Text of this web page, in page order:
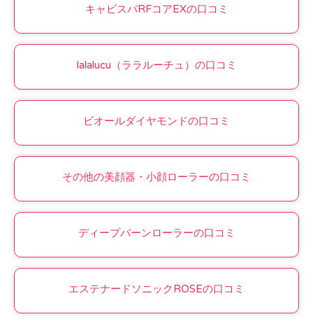
キャビスパRFコアEXの口コミ
lalalucu（ララルーチュ）の口コミ
ビオールダイヤモンドの口コミ
その他の美顔器・小顔ローラーの口コミ
ディープバーンローラーの口コミ
エステナードソニックROSEの口コミ